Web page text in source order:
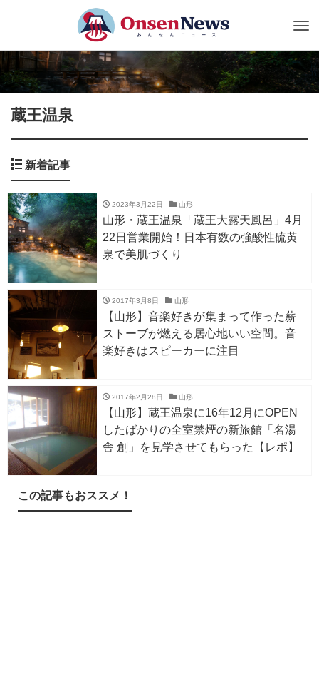
蔵王温泉
新着記事
2023年3月22日 山形
山形・蔵王温泉「蔵王大露天風呂」4月
22日営業開始！日本有数の強酸性硫黄
泉で美肌づくり
2017年3月8日 山形
【山形】音楽好きが集まって作った薪
ストーブが燃える居心地いい空間。音
楽好きはスピーカーに注目
2017年2月28日 山形
【山形】蔵王温泉に16年12月にOPEN
したばかりの全室禁煙の新旅館「名湯
舎 創」を見学させてもらった【レポ】
この記事もおススメ！